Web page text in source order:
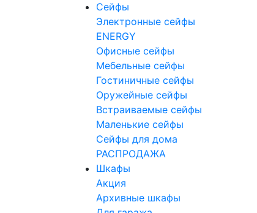
Сейфы
Электронные сейфы
ENERGY
Офисные сейфы
Мебельные сейфы
Гостиничные сейфы
Оружейные сейфы
Встраиваемые сейфы
Маленькие сейфы
Сейфы для дома
РАСПРОДАЖА
Шкафы
Акция
Архивные шкафы